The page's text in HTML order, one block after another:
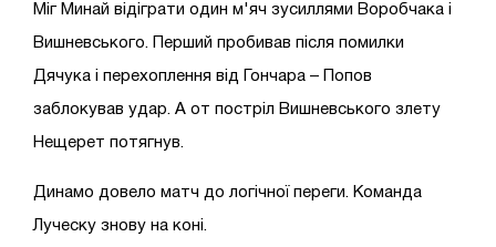
Міг Минай відіграти один м'яч зусиллями Воробчака і
Вишневського. Перший пробивав після помилки
Дячука і перехоплення від Гончара – Попов
заблокував удар. А от постріл Вишневського злету
Нещерет потягнув.
Динамо довело матч до логічної переги. Команда
Луческу знову на коні.